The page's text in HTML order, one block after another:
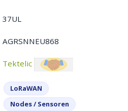
37UL
AGRSNNEU868
Tektelic
LoRaWAN
Nodes / Sensoren